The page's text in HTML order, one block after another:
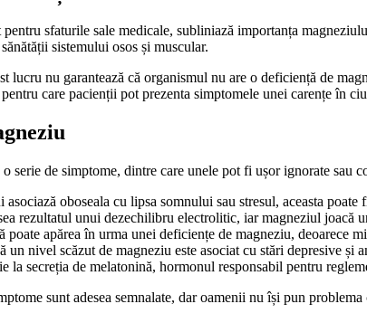
sfaturile sale medicale, subliniază importanța
sistemului osos și muscular.
lucru nu garantează că organismul nu are o deficiență de
care pacienții pot prezenta simptomele unei carențe în
serie de simptome, dintre care unele pot fi ușor ignorate sau
oboseala cu lipsa somnului sau stresul, aceasta
rezultatul unui dezechilibru electrolitic, iar magneziul joacă
poate apărea în urma unei deficiențe de magneziu, deoarece
un nivel scăzut de magneziu este asociat cu stări depresive și
la secreția de melatonină, hormonul responsabil pentru
sunt adesea semnalate, dar oamenii nu își pun